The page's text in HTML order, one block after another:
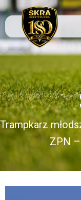
Przejdź
do
treści
Trampkarz
ZPN